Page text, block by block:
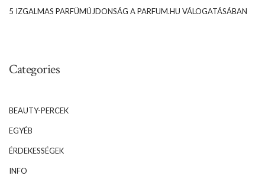
5 IZGALMAS PARFÜMÚJDONSÁG A PARFUM.HU VÁLOGATÁSÁBAN
Categories
BEAUTY-PERCEK
EGYÉB
ÉRDEKESSÉGEK
INFO